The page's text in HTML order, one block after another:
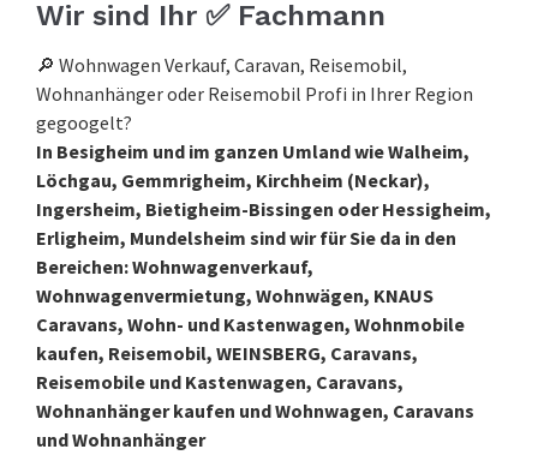
Wir sind Ihr ✅ Fachmann
🔎 Wohnwagen Verkauf, Caravan, Reisemobil,
Wohnanhänger oder Reisemobil Profi in Ihrer Region
gegoogelt?
In Besigheim und im ganzen Umland wie Walheim,
Löchgau, Gemmrigheim, Kirchheim (Neckar),
Ingersheim, Bietigheim-Bissingen oder Hessigheim,
Erligheim, Mundelsheim sind wir für Sie da in den
Bereichen: Wohnwagenverkauf,
Wohnwagenvermietung, Wohnwägen, KNAUS
Caravans, Wohn- und Kastenwagen, Wohnmobile
kaufen, Reisemobil, WEINSBERG, Caravans,
Reisemobile und Kastenwagen, Caravans,
Wohnanhänger kaufen und Wohnwagen, Caravans
und Wohnanhänger